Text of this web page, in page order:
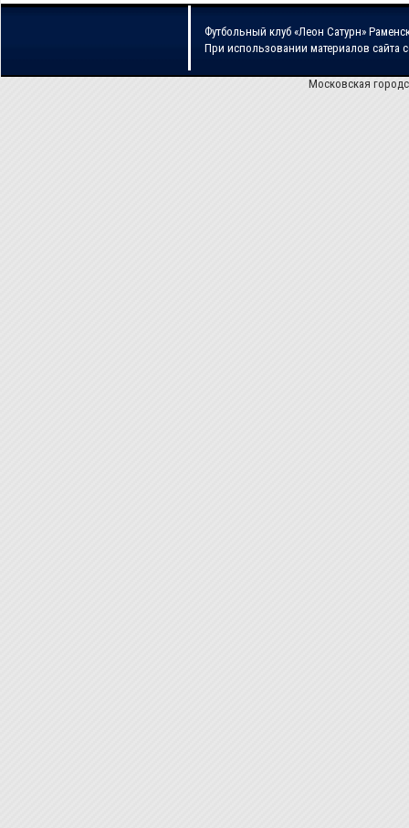
Футбольный клуб «Леон Сатурн»
При использовании материалов сайта
Московская